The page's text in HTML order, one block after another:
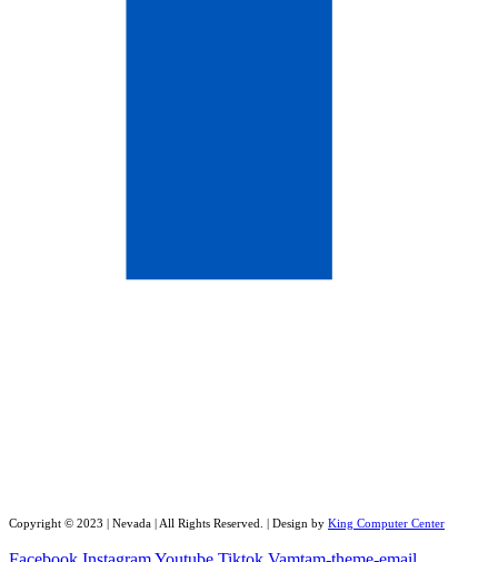
Copyright © 2023 | Nevada | All Rights Reserved. | Design by King Computer Center